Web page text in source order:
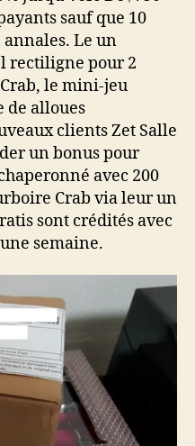
sauf que 10
Le un
rectiligne pour 2
le mini-jeu
de alloues
clients Zet Salle
un bonus pour
avec 200
Crab via leur un
sont crédités avec
semaine.